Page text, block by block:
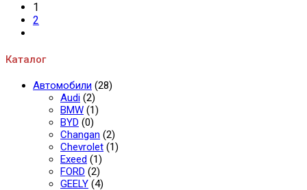
1
2
Каталог
Автомобили (28)
Audi (2)
BMW (1)
BYD (0)
Changan (2)
Chevrolet (1)
Exeed (1)
FORD (2)
GEELY (4)